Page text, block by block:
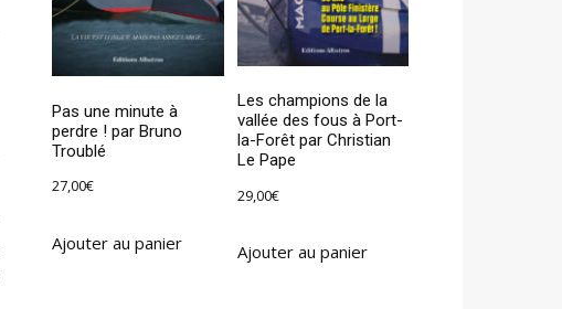
Pas une minute à
perdre ! par Bruno
Troublé
27,00€
Ajouter au panier
Les champions de la
vallée des fous à Port-
la-Forêt par Christian
Le Pape
29,00€
Ajouter au panier